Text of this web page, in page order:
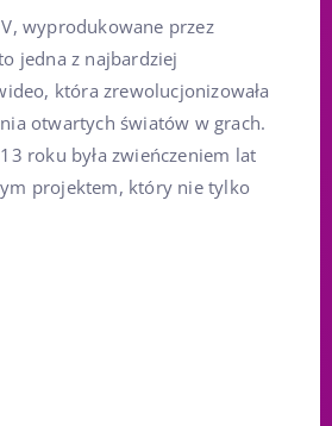
wyprodukowane przez
jedna z najbardziej
która zrewolucjonizowała
otwartych światów w grach.
roku była zwieńczeniem lat
projektem, który nie tylko